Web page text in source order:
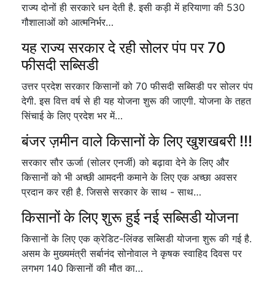
राज्य दोनों ही सरकारे धन देती है. इसी कड़ी में हरियाणा की 530
गौशालाओं को आत्मनिर्भर…
यह राज्य सरकार दे रही सोलर पंप पर 70
फीसदी सब्सिडी
उत्तर प्रदेश सरकार किसानों को 70 फीसदी सब्सिडी पर सोलर पंप
देगी. इस वित्त वर्ष से ही यह योजना शुरू की जाएगी. योजना के तहत
सिंचाई के लिए प्रदेश भर में…
बंजर ज़मीन वाले किसानों के लिए खुशखबरी !!!
सरकार सौर ऊर्जा (सोलर एनर्जी) को बढ़ावा देने के लिए और
किसानों को भी अच्छी आमदनी कमाने के लिए एक अच्छा अवसर
प्रदान कर रही है. जिससे सरकार के साथ - साथ…
किसानों के लिए शुरू हुई नई सब्सिडी योजना
किसानों के लिए एक क्रेडिट-लिंक्ड सब्सिडी योजना शुरू की गई है.
असम के मुख्यमंत्री सर्बानंद सोनोवाल ने कृषक स्वाहिद दिवस पर
लगभग 140 किसानों की मौत का…